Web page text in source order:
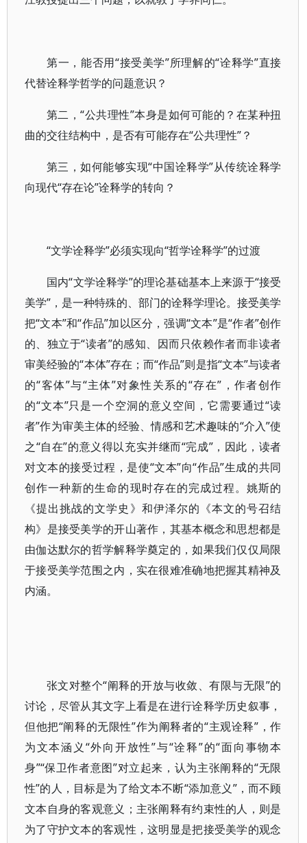
第一，能否用“接受美学”所理解的“诠释学”直接
代替诠释学哲学的问题意识？
第二，“公共理性”本身是如何可能的？在某种扭
曲的交往结构中，是否有可能存在“公共理性”？
第三，如何能够实现“中国诠释学”从传统诠释学
向现代“存在论”诠释学的转向？
“文学诠释学”必须实现向“哲学诠释学”的过渡
国内“文学诠释学”的理论基础基本上来源于“接受
美学”，是一种特殊的、部门的诠释学理论。接受美学
把“文本”和“作品”加以区分，强调“文本”是“作者”创作
的、独立于“读者”的感知、因而只依赖作者而非读者
审美经验的“本体”存在；而“作品”则是指“文本”与读者
的“客体”与“主体”对象性关系的“存在”，作者创作
的“文本”只是一个空洞的意义空间，它需要通过“读
者”作为审美主体的经验、情感和艺术趣味的“介入”使
之“自在”的意义得以充实并继而“完成”，因此，读者
对文本的接受过程，是使“文本”向“作品”生成的共同
创作一种新的生命的现时存在的完成过程。姚斯的
《提出挑战的文学史》和伊泽尔的《本文的号召结
构》是接受美学的开山著作，其基本概念和思想都是
由伽达默尔的哲学解释学奠定的，如果我们仅仅局限
于接受美学范围之内，实在很难准确地把握其精神及
内涵。
张文对整个“阐释的开放与收敛、有限与无限”的
讨论，尽管从其文字上看是在进行诠释学历史叙事，
但他把“阐释的无限性”作为阐释者的“主观诠释”，作
为文本涵义“外向开放性”与“诠释”的“面向事物本
身”“保卫作者意图”对立起来，认为主张阐释的“无限
性”的人，目标是为了给文本不断“添加意义”，而不顾
文本自身的客观意义；主张阐释有约束性的人，则是
为了守护文本的客观性，这明显是把接受美学的观念